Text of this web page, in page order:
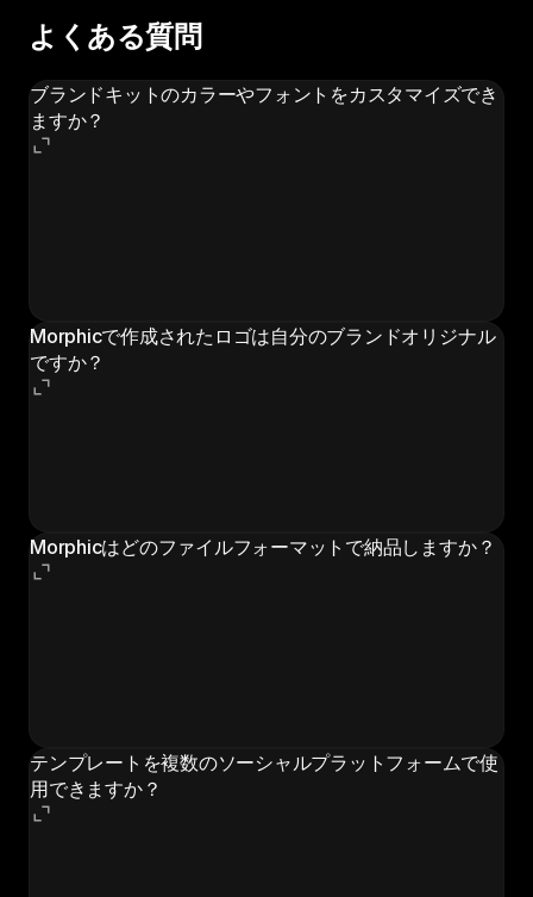
よくある質問
ブランドキットのカラーやフォントをカスタマイズでき
ますか？
Morphicで作成されたロゴは自分のブランドオリジナル
ですか？
Morphicはどのファイルフォーマットで納品しますか？
テンプレートを複数のソーシャルプラットフォームで使
用できますか？